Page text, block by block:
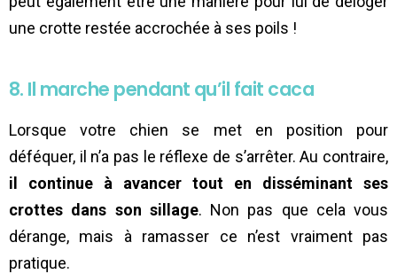
une crotte restée accrochée à ses poils !
8. Il marche pendant qu’il fait caca
Lorsque votre chien se met en position pour
déféquer, il n’a pas le réflexe de s’arrêter. Au contraire,
il continue à avancer tout en disséminant ses
crottes dans son sillage. Non pas que cela vous
dérange, mais à ramasser ce n’est vraiment pas
pratique.